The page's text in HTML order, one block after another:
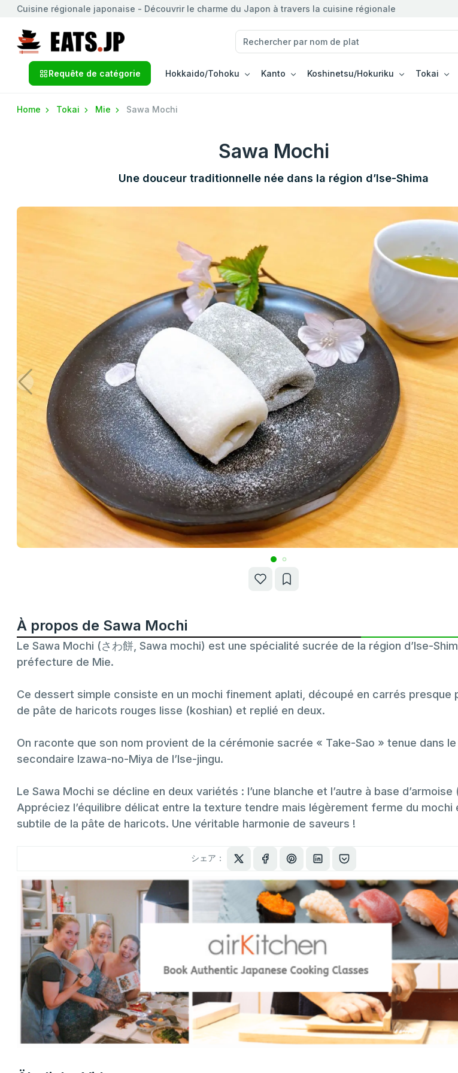
Cuisine régionale japonaise - Découvrir le charme du Japon à travers la cuisine régionale
Requête de catégorie Hokkaido/Tohoku Kanto Koshinetsu/Hokuriku Tokai
Home Tokai Mie Sawa Mochi
Sawa Mochi
Une douceur traditionnelle née dans la région d’Ise-Shima
À propos de Sawa Mochi
Le Sawa Mochi (さわ餅, Sawa mochi) est une spécialité sucrée de la région d’Ise-
préfecture de Mie.
Ce dessert simple consiste en un mochi finement aplati, découpé en carrés presque
de pâte de haricots rouges lisse (koshian) et replié en deux.
On raconte que son nom provient de la cérémonie sacrée « Take-Sao » tenue dans
secondaire Izawa-no-Miya de l’Ise-jingu.
Le Sawa Mochi se décline en deux variétés : l’une blanche et l’autre à base d’armoise
Appréciez l’équilibre délicat entre la texture tendre mais légèrement ferme du mochi
subtile de la pâte de haricots. Une véritable harmonie de saveurs !
シェア：